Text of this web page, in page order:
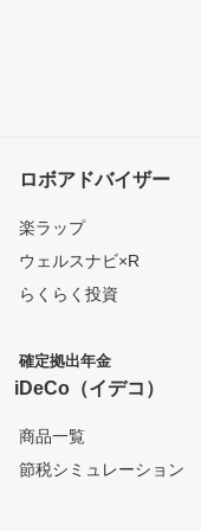
ロボアドバイザー
楽ラップ
ウェルスナビ×R
らくらく投資
確定拠出年金
iDeCo（イデコ）
商品一覧
節税シミュレーション